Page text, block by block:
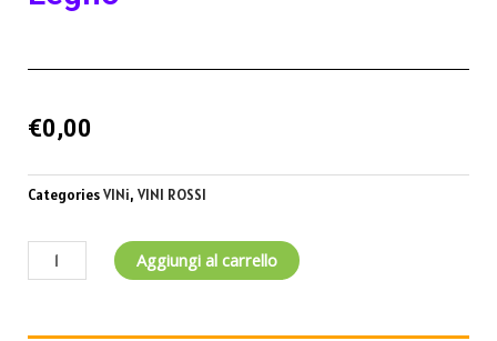
€0,00
CategoriesVINi, VINI ROSSI
Aggiungi al carrello